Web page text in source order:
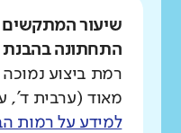
שיעור המתקשים
התחתונה בהבנת
רמת ביצוע
מאוד (ערבית ד',
למידע על רמות